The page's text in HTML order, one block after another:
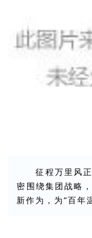
征程万里风
密围绕集团战略
新作为，为“百年